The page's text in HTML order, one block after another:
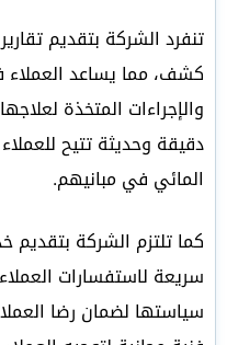
تنفرد الشركة بتقديم
كشف، مما يساعد
والإجراءات المتخذة
دقيقة وحديثة تتيح للعملاء
المائي في مبانيهم.
كما تلتزم الشركة بتقديم
سريعة لاستفسارات
سياستها لضمان رضا